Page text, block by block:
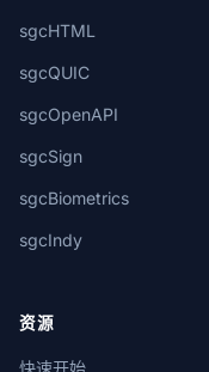
sgcHTML
sgcQUIC
sgcOpenAPI
sgcSign
sgcBiometrics
sgcIndy
资源
快速开始